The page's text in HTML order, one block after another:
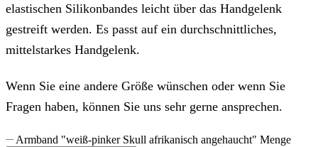
elastischen Silikonbandes leicht über das Handgelenk
gestreift werden. Es passt auf ein durchschnittliches,
mittelstarkes Handgelenk.
Wenn Sie eine andere Größe wünschen oder wenn Sie
Fragen haben, können Sie uns sehr gerne ansprechen.
Armband "weiß-pinker Skull afrikanisch angehaucht" Menge